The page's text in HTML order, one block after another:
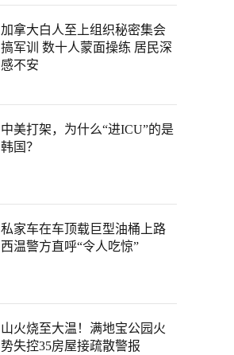
加拿大白人至上组织秘密集会
搞军训 数十人蒙面操练 居民深
感不安
中美打架，为什么“进ICU”的是
韩国？
私家车在车顶载巨型油桶上路
西温警方直呼“令人吃惊”
山火烧至大温！满地宝公园火
势失控35房屋接疏散警报